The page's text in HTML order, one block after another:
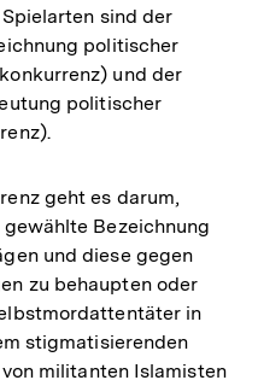
sind der
politischer
und der
politischer
geht es darum,
Bezeichnung
und diese gegen
zu behaupten oder
in
stigmatisierenden
militanten Islamisten